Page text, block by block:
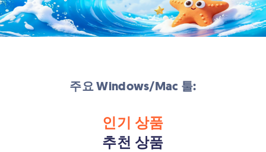
주요 Windows/Mac 툴:
인기 상품
추천 상품